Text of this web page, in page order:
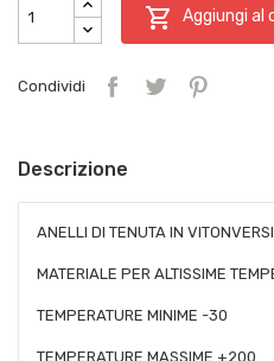
 Aggiungi al
Condividi
Descrizione
ANELLI DI TENUTA IN
MATERIALE PER ALTISSIME
TEMPERATURE MINIME -30
TEMPERATURE MASSIME +200